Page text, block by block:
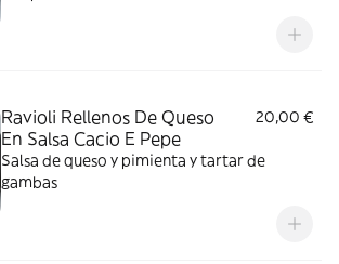
Ravioli Rellenos De Queso
En Salsa Cacio E Pepe
20,00 €
Salsa de queso y pimienta y tartar de
gambas